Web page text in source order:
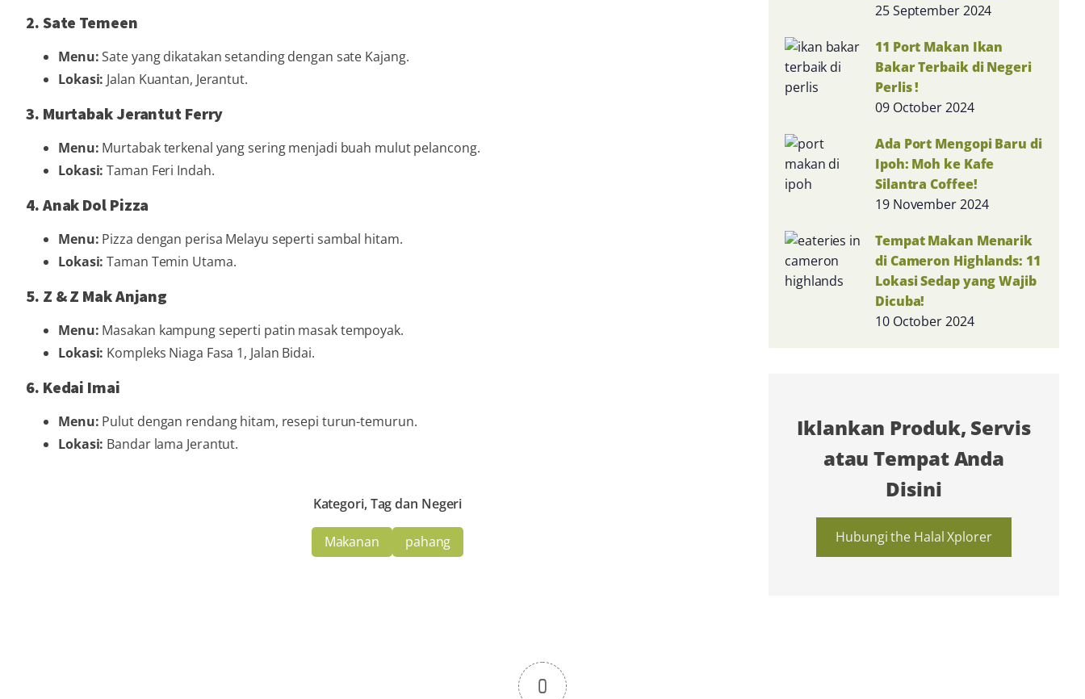
2. Sate Temeen
Menu:Sate yang dikatakan setanding dengan sate Kajang.
Lokasi: Jalan Kuantan, Jerantut.
3. Murtabak Jerantut Ferry
Menu: Murtabak terkenal yang sering menjadi buah mulut pelancong.
Lokasi: Taman Feri Indah.
4. Anak Dol Pizza
Menu: Pizza dengan perisa Melayu seperti sambal hitam.
Lokasi: Taman Temin Utama.
5. Z & Z Mak Anjang
Menu: Masakan kampung seperti patin masak tempoyak.
Lokasi: Kompleks Niaga Fasa 1, Jalan Bidai.
6. Kedai Imai
Menu: Pulut dengan rendang hitam, resepi turun-temurun.
Lokasi: Bandar lama Jerantut.
Kategori, Tag dan Negeri
Makanan pahang
25 September 2024
11 Port Makan Ikan
Bakar Terbaik di Negeri
Perlis !
09 October 2024
Ada Port Mengopi Baru di
Ipoh: Moh ke Kafe
Silantra Coffee!
19 November 2024
Tempat Makan Menarik
di Cameron Highlands: 11
Lokasi Sedap yang Wajib
Dicuba!
10 October 2024
Iklankan Produk, Servis
atau Tempat Anda
Disini
Hubungi the Halal Xplorer
0